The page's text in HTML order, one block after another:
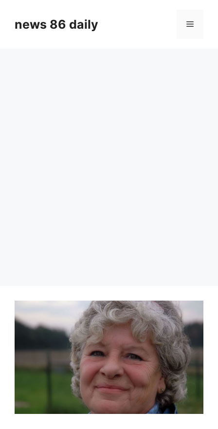
contentnews 86 daily Menu